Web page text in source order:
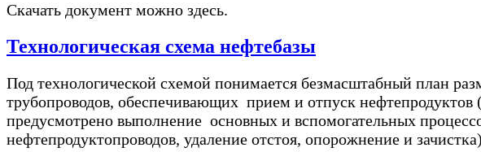
Скачать документ можно здесь.
Технологическая схема нефтебазы
Под технологической схемой понимается безмасштабный план
трубопроводов, обеспечивающих прием и отпуск
предусмотрено выполнение основных и вспомогательных
нефтепродуктопроводов, удаление отстоя, опорожнение и